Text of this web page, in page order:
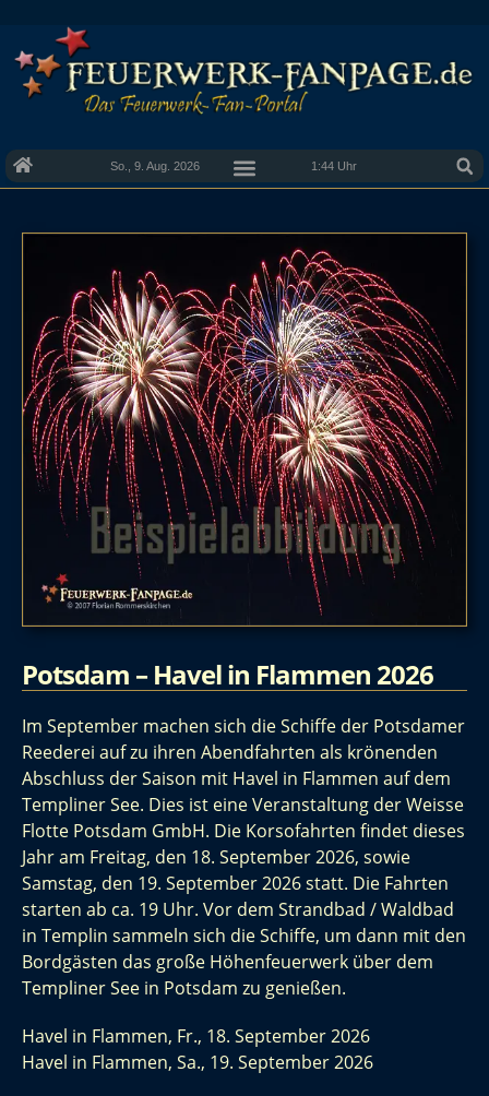
So., 9. Aug. 2026 1:44 Uhr
Potsdam – Havel in Flammen 2026
Im September machen sich die Schiffe der Potsdamer
Reederei auf zu ihren Abendfahrten als krönenden
Abschluss der Saison mit Havel in Flammen auf dem
Templiner See. Dies ist eine Veranstaltung der Weisse
Flotte Potsdam GmbH. Die Korsofahrten findet dieses
Jahr am Freitag, den 18. September 2026, sowie
Samstag, den 19. September 2026 statt. Die Fahrten
starten ab ca. 19 Uhr. Vor dem Strandbad / Waldbad
in Templin sammeln sich die Schiffe, um dann mit den
Bordgästen das große Höhenfeuerwerk über dem
Templiner See in Potsdam zu genießen.
Havel in Flammen, Fr., 18. September 2026
Havel in Flammen, Sa., 19. September 2026